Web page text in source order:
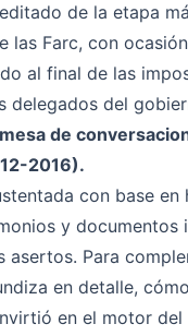
de la etapa
las Farc, con
al final de las
delegados del
de
2016).
con base en
y documentos
asertos. Para
en detalle,
en el motor del